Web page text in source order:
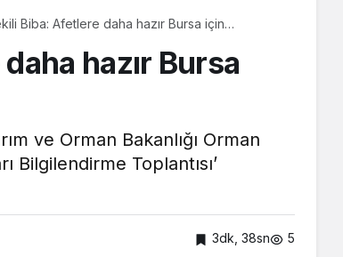
Biba: Afetlere daha hazır Bursa için
hazır Bursa
ve Orman Bakanlığı Orman
Bilgilendirme Toplantısı’
3dk, 38sn 5